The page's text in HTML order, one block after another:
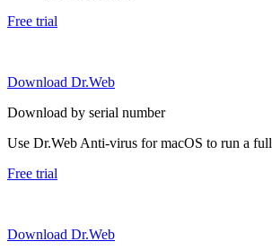
Free trial
Download Dr.Web
Download by serial number
Use Dr.Web Anti-virus for macOS to run a
Free trial
Download Dr.Web